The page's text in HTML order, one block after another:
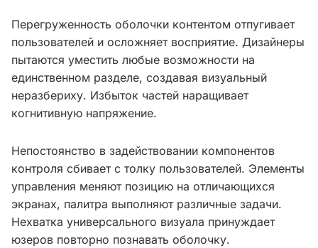
Перегруженность оболочки контентом отпугивает
пользователей и осложняет восприятие. Дизайнеры
пытаются уместить любые возможности на
единственном разделе, создавая визуальный
неразбериху. Избыток частей наращивает
когнитивную напряжение.
Непостоянство в задействовании компонентов
контроля сбивает с толку пользователей. Элементы
управления меняют позицию на отличающихся
экранах, палитра выполняют различные задачи.
Нехватка универсального визуала принуждает
юзеров повторно познавать оболочку.